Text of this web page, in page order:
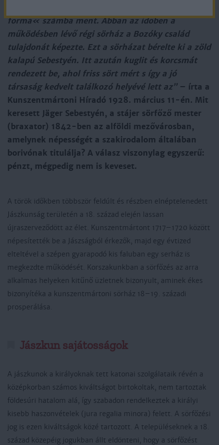
forma« számba ment. Abban az időben a
működésben lévő régi sörház a Bozóky család
tulajdonát képezte. Ezt a sörházat bérelte ki a zöld
kalapú Sebestyén. Itt azután kuglit és korcsmát
rendezett be, ahol friss sört mért s így a jó
társaság kedvelt találkozó helyévé lett az”– írta a
Kunszentmártoni Híradó 1928. március 11-én. Mit
keresett Jäger Sebestyén, a stájer sörfőző mester
(braxator) 1842-ben az alföldi mezővárosban,
amelynek népességét a szakirodalom általában
borivónak titulálja? A válasz viszonylag egyszerű:
pénzt, mégpedig nem is keveset.
A török időkben többször feldúlt és részben elnéptelenedett
Jászkunság területén a 18. század elején lassan
újraszerveződött az élet. Kunszentmártont 1717–1720 között
népesítették be a Jászságból érkezők, majd egy évtized
elteltével a szépen gyarapodó kis faluban egy serház is
megkezdte működését. Korszakunkban a sörfőzés az arra
alkalmas helyeken kitűnő üzletnek bizonyult, aminek ékes
bizonyítéka a kunszentmártoni sörház 18–19. századi
prosperálása.
Jászkun sajátosságok
A jászkunok a királyoknak tett katonai szolgálataik révén a
középkorban számos kiváltságot birtokoltak, nem tartoztak
földesúri hatalom alá, így szabadon rendelkeztek a királyi
kisebb haszonvételek (jura regalia minora) felett. A sörfőzési
jog is ezen kiváltságok közé tartozott. A településeknek a 18.
század közepéig jogukban állt eldönteni, hogy a sörfőzést